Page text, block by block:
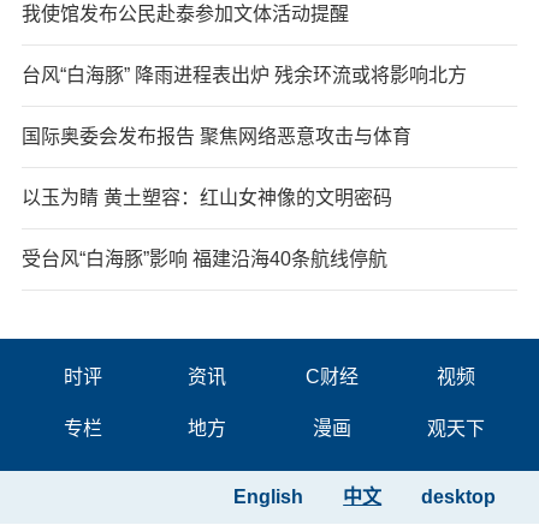
我使馆发布公民赴泰参加文体活动提醒
台风“白海豚” 降雨进程表出炉 残余环流或将影响北方
国际奥委会发布报告 聚焦网络恶意攻击与体育
以玉为睛 黄土塑容：红山女神像的文明密码
受台风“白海豚”影响 福建沿海40条航线停航
时评 资讯 C财经 视频
专栏 地方 漫画 观天下
desktop
中文
English